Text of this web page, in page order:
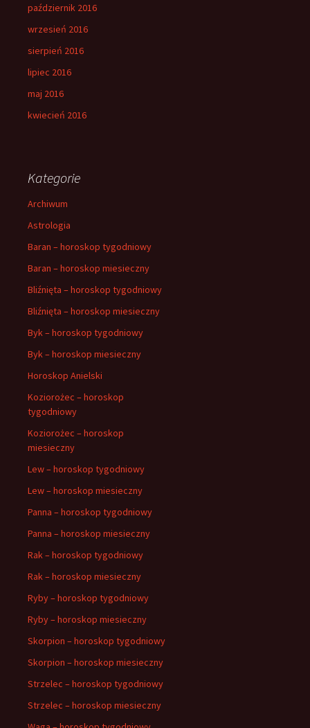
październik 2016
wrzesień 2016
sierpień 2016
lipiec 2016
maj 2016
kwiecień 2016
Kategorie
Archiwum
Astrologia
Baran – horoskop tygodniowy
Baran – horoskop miesieczny
Bliźnięta – horoskop tygodniowy
Bliźnięta – horoskop miesieczny
Byk – horoskop tygodniowy
Byk – horoskop miesieczny
Horoskop Anielski
Koziorożec – horoskop
tygodniowy
Koziorożec – horoskop
miesieczny
Lew – horoskop tygodniowy
Lew – horoskop miesieczny
Panna – horoskop tygodniowy
Panna – horoskop miesieczny
Rak – horoskop tygodniowy
Rak – horoskop miesieczny
Ryby – horoskop tygodniowy
Ryby – horoskop miesieczny
Skorpion – horoskop tygodniowy
Skorpion – horoskop miesieczny
Strzelec – horoskop tygodniowy
Strzelec – horoskop miesieczny